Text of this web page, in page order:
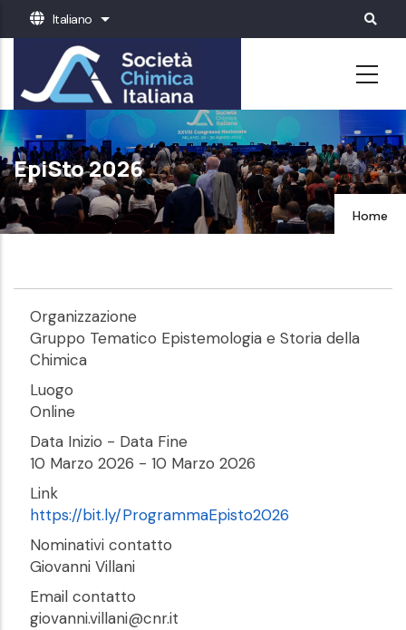
Salta
contenuto
principale
Italiano Mostra ulteriori azioni
EpiSto 2026
Home
Organizzazione
Gruppo Tematico Epistemologia e Storia della
Chimica
Luogo
Online
Data Inizio - Data Fine
10 Marzo 2026 - 10 Marzo 2026
Link
https://bit.ly/ProgrammaEpisto2026
Nominativi contatto
Giovanni Villani
Email contatto
giovanni.villani@cnr.it